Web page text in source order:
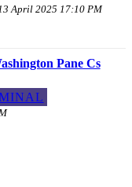
April 2025 17:10 PM
Pane Cs